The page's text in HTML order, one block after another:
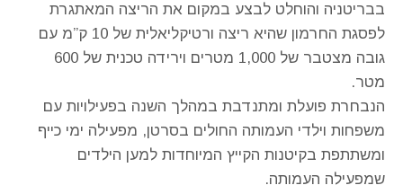
בבריטניה והוחלט לבצע במקום את הריצה המאתגרת
לפסגת החרמון שהיא ריצה ורטיקליאלית של 10 ק”מ עם
גובה מצטבר של 1,000 מטרים וירידה טכנית של 600
מטר.
הנבחרת פועלת ומתנדבת במהלך השנה בפעילויות עם
משפחות וילדי העמותה החולים בסרטן, מפעילה ימי כייף
ומשתתפת בקיטנות הקייץ המיוחדות למען הילדים
שמפעילה העמותה.